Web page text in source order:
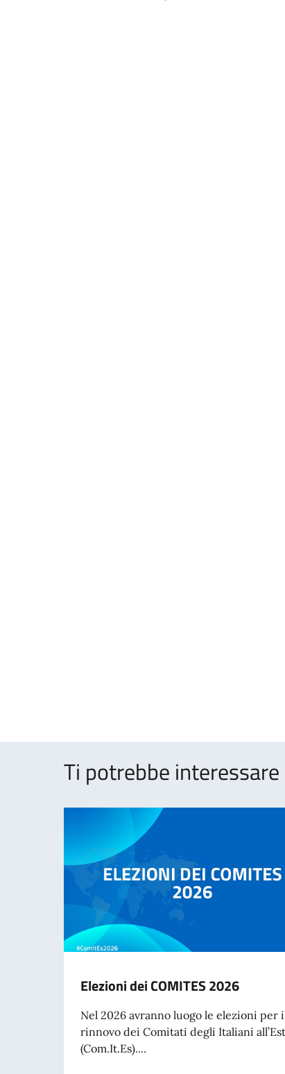
Ti potrebbe interessare
Elezioni dei COMITES 2026
Nel 2026 avranno luogo le elezioni per
rinnovo dei Comitati degli Italiani
(Com.It.Es)....